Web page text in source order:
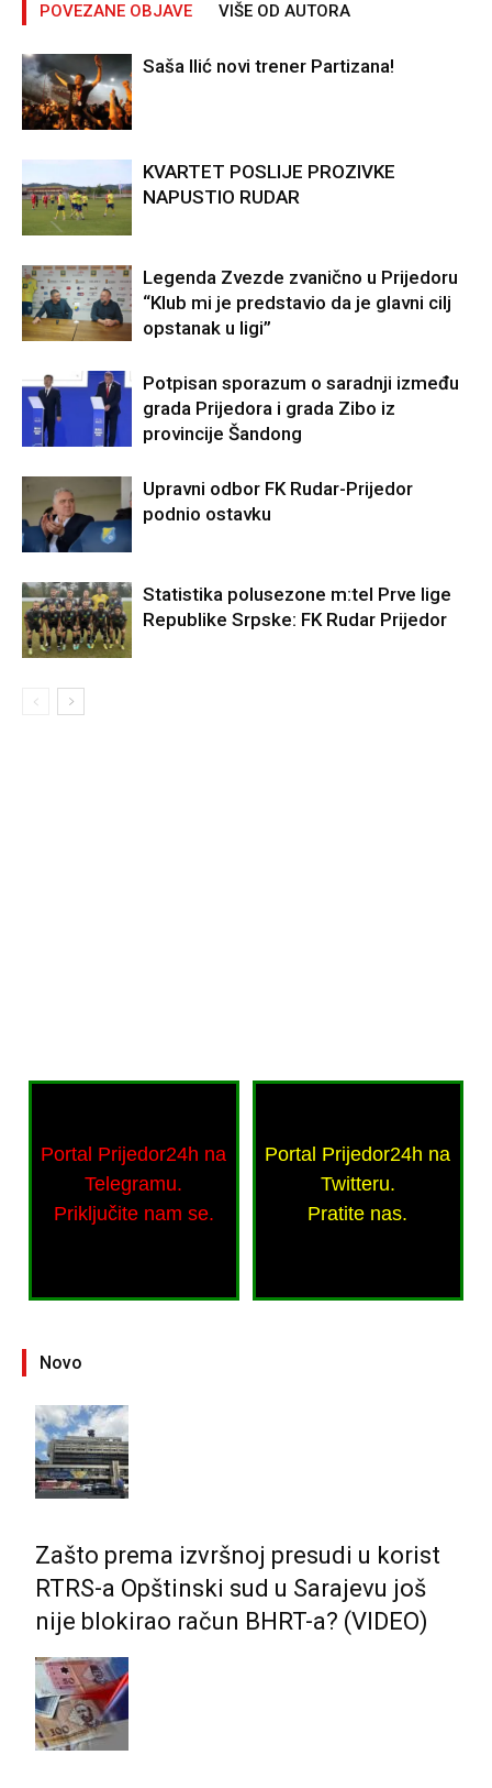
POVEZANE OBJAVE VIŠE OD AUTORA
Saša Ilić novi trener Partizana!
KVARTET POSLIJE PROZIVKE
NAPUSTIO RUDAR
Legenda Zvezde zvanično u Prijedoru
“Klub mi je predstavio da je glavni cilj
opstanak u ligi”
Potpisan sporazum o saradnji između
grada Prijedora i grada Zibo iz
provincije Šandong
Upravni odbor FK Rudar-Prijedor
podnio ostavku
Statistika polusezone m:tel Prve lige
Republike Srpske: FK Rudar Prijedor
Portal Prijedor24h na
Telegramu.
Priključite nam se.
Portal Prijedor24h na
Twitteru.
Pratite nas.
Novo
Zašto prema izvršnoj presudi u korist
RTRS-a Opštinski sud u Sarajevu još
nije blokirao račun BHRT-a? (VIDEO)